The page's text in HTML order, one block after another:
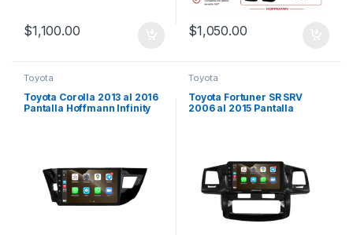
$1,100.00 $1,050.00
Toyota
Toyota Corolla 2013 al 2016
Pantalla Hoffmann Infinity
Toyota
Toyota Fortuner SR SRV
2006 al 2015 Pantalla